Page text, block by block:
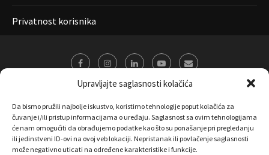
Upravljajte saglasnosti kolačića
Da bismo pružili najbolje iskustvo, koristimo tehnologije poput kolačića za
čuvanje i/ili pristup informacijama o uređaju. Saglasnost sa ovim tehnologijama
će nam omogućiti da obrađujemo podatke kao što su ponašanje pri pregledanju
ili jedinstveni ID-ovi na ovoj veb lokaciji. Nepristanak ili povlačenje saglasnosti
može negativno uticati na određene karakteristike i funkcije.
Privatnost korisnika